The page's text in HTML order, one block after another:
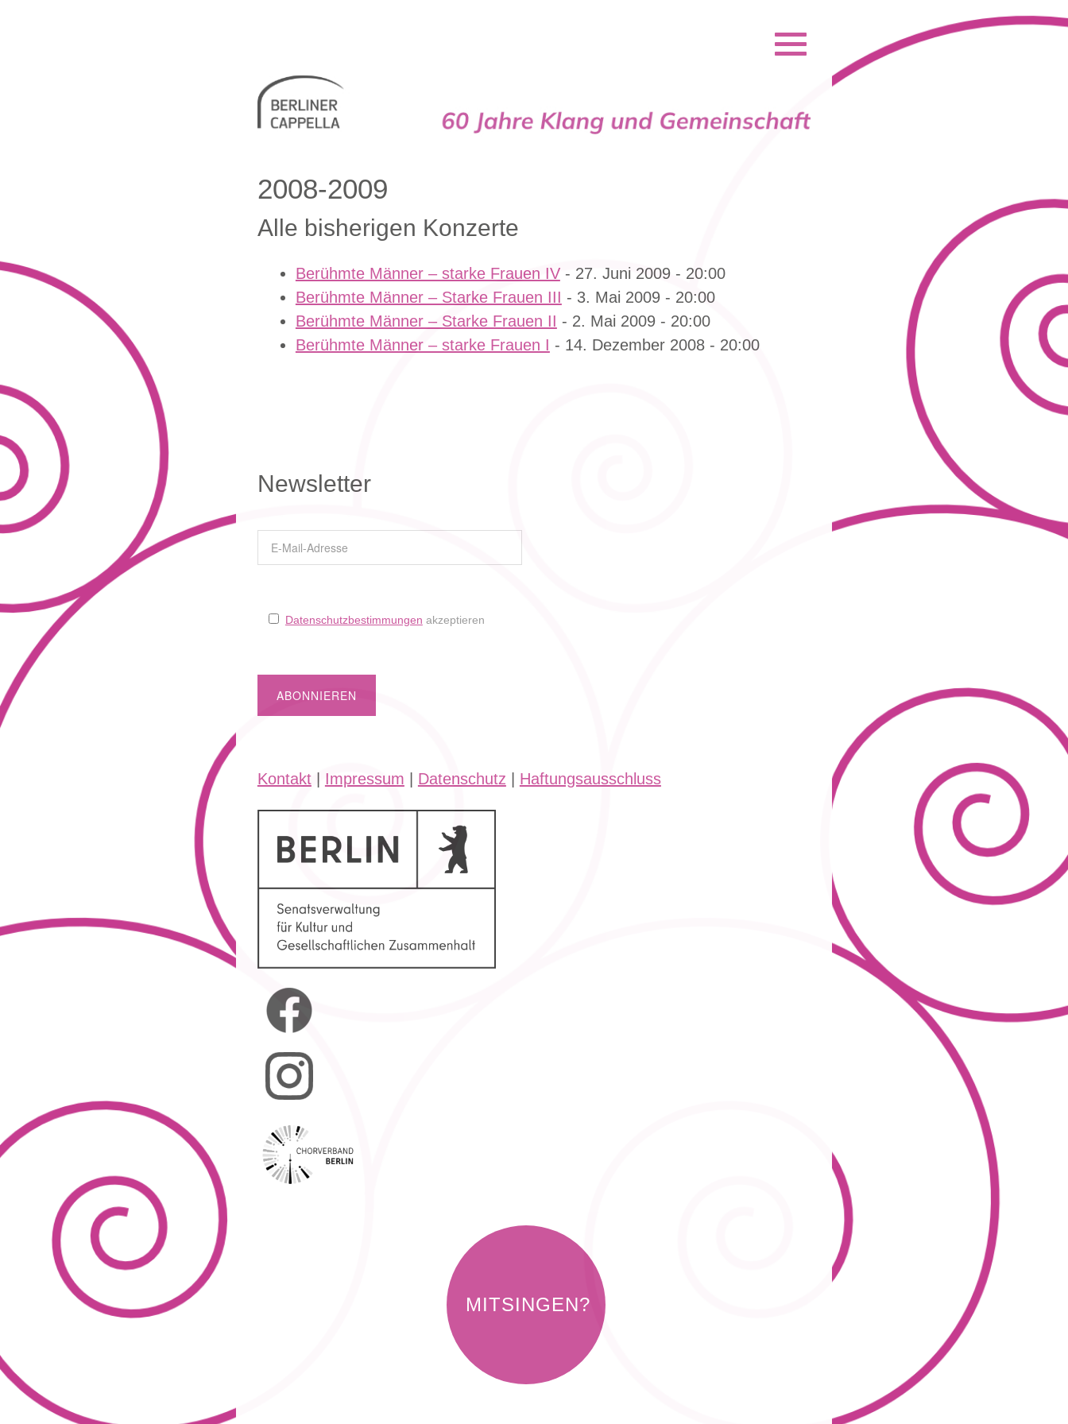
2008-2009
Alle bisherigen Konzerte
Berühmte Männer – starke Frauen IV- 27. Juni 2009 - 20:00
Berühmte Männer – Starke Frauen III - 3. Mai 2009 - 20:00
Berühmte Männer – Starke Frauen II - 2. Mai 2009 - 20:00
Berühmte Männer – starke Frauen I - 14. Dezember 2008 - 20:00
Newsletter
Datenschutzbestimmungen akzeptieren
Kontakt| Impressum Datenschutz Haftungsausschluss
MITSINGEN?